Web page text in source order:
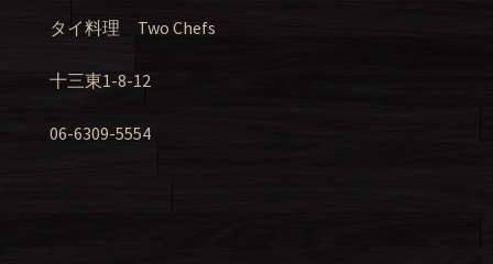
タイ料理 Two Chefs
十三東1-8-12
06-6309-5554